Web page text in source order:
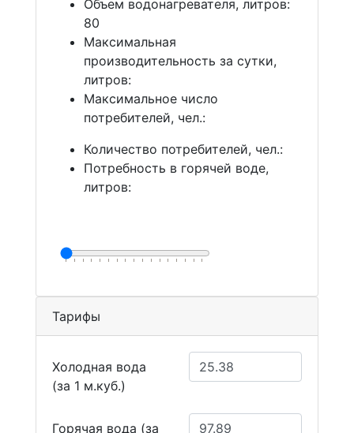
Объем водонагревателя, литров:
80
Максимальная
производительность за сутки,
литров:
Максимальное число
потребителей, чел.:
Количество потребителей, чел.:
Потребность в горячей воде,
литров:
Тарифы
Холодная вода
(за 1 м.куб.)
Горячая вода (за